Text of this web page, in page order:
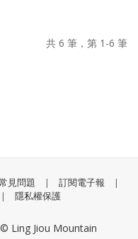
藉由諸佛菩薩的加被、聽
聞法與供養齋食的力量，
共 6 筆，第 1-6 筆
見問題 | 訂閱電子報
|
| 隱私權保護
Ling Jiou Mountain